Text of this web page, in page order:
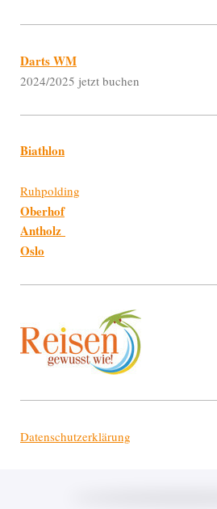
Darts WM
2024/2025 jetzt buchen
Biathlon
Ruhpolding
Oberhof
Antholz
Oslo
Datenschutzerklärung